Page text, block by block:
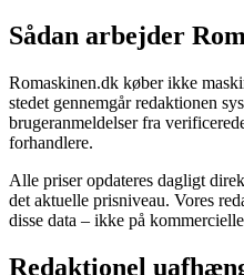
Sådan arbejder
Romaskinen.dk køber ikke
stedet gennemgår redaktionen
brugeranmeldelser fra
forhandlere.
Alle priser opdateres dagligt
det aktuelle prisniveau. Vores
disse data – ikke på
Redaktionel